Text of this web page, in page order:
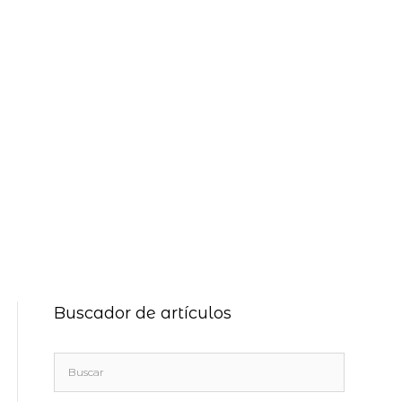
Buscador de artículos